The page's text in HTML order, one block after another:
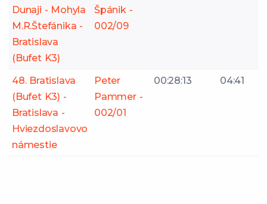
Dunaji - Mohyla
M.R.Štefánika -
Bratislava
(Bufet K3)
Špánik -
002/09
48. Bratislava
(Bufet K3) -
Bratislava -
Hviezdoslavovo
námestie
Peter
Pammer -
002/01
00:28:13 04:41